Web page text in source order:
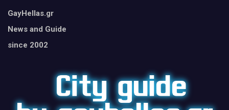
GayHellas.gr
News and Guide
since 2002